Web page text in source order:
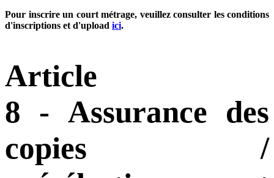
Pour inscrire un court métrage, veuillez consulter les conditions
d'inscriptions et d'upload ici.
Article
8 - Assurance des
copies /